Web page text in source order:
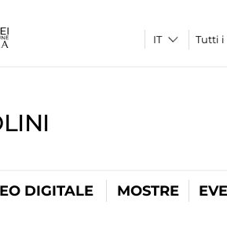
Tutti i
DIGITALE MOSTRE